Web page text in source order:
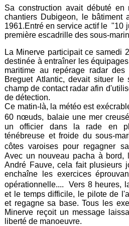
Sa construction avait débuté
chantiers Dubigeon, le bâtiment
1961.Entré en service actif le "10
première escadrille des sous-
La Minerve participait ce samedi
destinée à entraîner les
maritime au repérage radar des
Breguet Atlantic, devait situer le
champ de contact radar afin
de détection.
Ce matin-là, la météo est
60 nœuds, balaie une mer
un officier dans la rade en
ténébreuse et froide du sous-
côtes varoises pour regagner
Avec un nouveau pacha à bord,
André Fauve, cela fait plusieurs
enchaîne les exercices
opérationnelle.... Vers 8 heures,
et le temps difficile, le pilote de
et regagne sa base. Tous les
Minerve reçoit un message
liberté de manoeuvre.